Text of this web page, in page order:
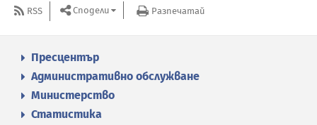
RSS Сподели Разпечатай
Пресцентър
Административно обслужване
Министерство
Статистика